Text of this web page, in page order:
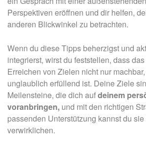
Perspektiven eröffnen und dir helfen,
anderen Blickwinkel zu betrachten.
Wenn du diese Tipps beherzigst und
integrierst, wirst du feststellen, dass
Erreichen von Zielen nicht nur
unglaublich erfüllend ist. Deine Ziele
Meilensteine, die dich aufdeinem
voranbringen, und mit den richtigen
passenden Unterstützung kannst du
verwirklichen.